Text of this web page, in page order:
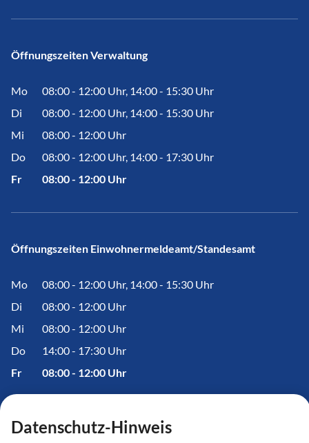
Datenschutz-Hinweis
Öffnungszeiten Verwaltung
Mo
08:00 - 12:00 Uhr, 14:00 - 15:30 Uhr
Di
08:00 - 12:00 Uhr, 14:00 - 15:30 Uhr
Mi
08:00 - 12:00 Uhr
Do
08:00 - 12:00 Uhr, 14:00 - 17:30 Uhr
Fr
08:00 - 12:00 Uhr
Öffnungszeiten Einwohnermeldeamt/Standesamt
Mo
08:00 - 12:00 Uhr, 14:00 - 15:30 Uhr
Di
08:00 - 12:00 Uhr
Mi
08:00 - 12:00 Uhr
Do
14:00 - 17:30 Uhr
Fr
08:00 - 12:00 Uhr